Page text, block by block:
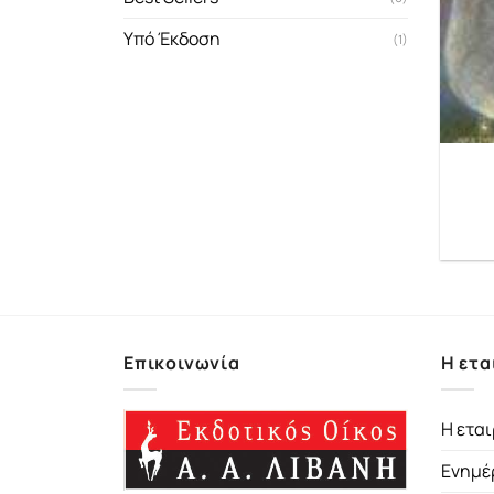
Υπό Έκδοση (1)
Επικοινωνία Η
Η